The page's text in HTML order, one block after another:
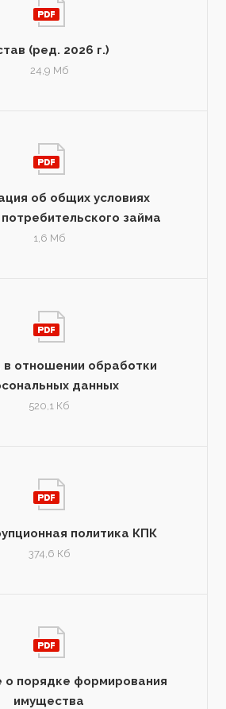
(ред. 2026 г.)
24,9 Мб
об общих условиях
займа
1,6 Мб
в отношении обработки
данных
520,1 Кб
политика КПК
374,6 Кб
о порядке формирования
имущества